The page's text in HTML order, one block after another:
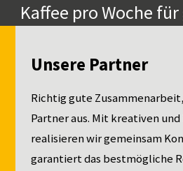
Kaffee pro Woche
Unsere Partner
Richtig gute
Partner aus. Mit kreativen
realisieren wir gemeinsam
garantiert das bestmögliche